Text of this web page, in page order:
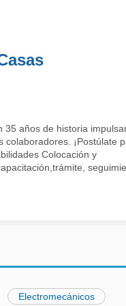
35 años de historia
colaboradores. ¡Postúlate
Colocación y
Electromecánicos